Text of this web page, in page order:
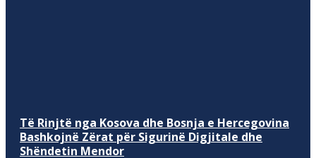
Të Rinjtë nga Kosova dhe Bosnja e Hercegovina
Bashkojnë Zërat për Sigurinë Digjitale dhe
Shëndetin Mendor